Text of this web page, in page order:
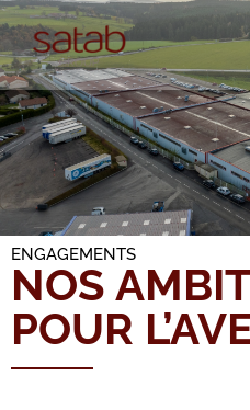
ENGAGEMENTS
NOS
POUR